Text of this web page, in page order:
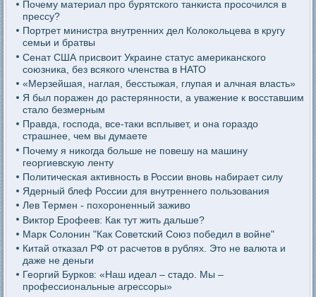
Почему материал про бурятского танкиста просочился в
прессу?
Портрет министра внутренних дел Колокольцева в кругу
семьи и братвы
Сенат США присвоит Украине статус американского
союзника, без всякого членства в НАТО
«Мерзейшая, наглая, бесстыжая, глупая и алчная власть»
Я был поражен до растерянности, а уважение к восставшим
стало безмерным
Правда, господа, все-таки всплывет, и она гораздо
страшнее, чем вы думаете
Почему я никогда больше не повешу на машину
георгиевскую ленту
Политическая активность в России вновь набирает силу
Ядерный блеф России для внутреннего пользования
Лев Термен - похороненный заживо
Виктор Ерофеев: Как тут жить дальше?
Марк Солонин "Как Советский Союз победил в войне"
Китай отказал РФ от расчетов в рублях. Это не валюта и
даже не деньги
Георгий Бурков: «Наш идеал – стадо. Мы –
профессиональные агрессоры»